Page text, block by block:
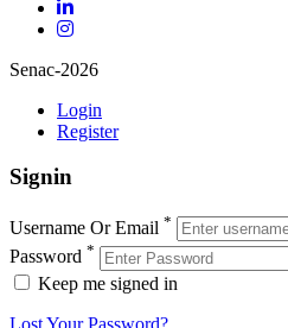
Senac-2026
Login
Register
Signin
Username Or Email *
Password *
Keep me signed in
Lost Your Password?